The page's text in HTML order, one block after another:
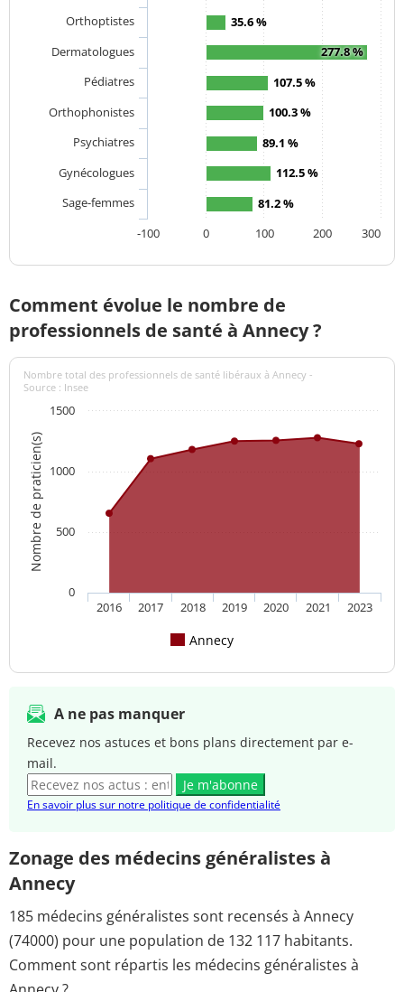
35.6 %
277.8 %
107.5 %
100.3 %
89.1 %
112.5 %
81.2 %
Orthoptistes
Dermatologues
Pédiatres
Orthophonistes
Psychiatres
Gynécologues
Sage-femmes
-100
0 100 200 300
Comment évolue le nombre de
professionnels de santé à Annecy ?
Nombre de praticien(s)
Nombre total des professionnels de santé libéraux à Annecy -
Source : Insee
Annecy
2016 2017 2018 2019 2020 2021 2023
0
500
1000
1500
A ne pas manquer
Recevez nos astuces et bons plans directement par e-
mail.
Je m'abonne
En savoir plus sur notre politique de confidentialité
Zonage des médecins généralistes à
Annecy
185 médecins généralistes sont recensés à Annecy
(74000) pour une population de 132 117 habitants.
Comment sont répartis les médecins généralistes à